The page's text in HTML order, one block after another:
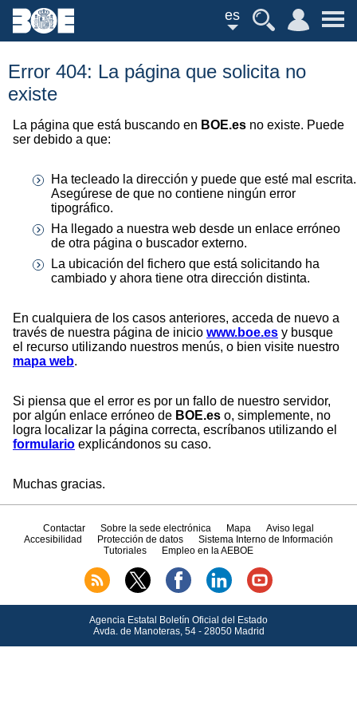
es
Error 404: La página que solicita no
existe
La página que está buscando en BOE.es no existe. Puede
ser debido a que:
Ha tecleado la dirección y puede que esté mal escrita.
Asegúrese de que no contiene ningún error
tipográfico.
Ha llegado a nuestra web desde un enlace erróneo
de otra página o buscador externo.
La ubicación del fichero que está solicitando ha
cambiado y ahora tiene otra dirección distinta.
En cualquiera de los casos anteriores, acceda de nuevo a
través de nuestra página de inicio www.boe.es y busque
el recurso utilizando nuestros menús, o bien visite nuestro
mapa web.
Si piensa que el error es por un fallo de nuestro servidor,
por algún enlace erróneo de BOE.es o, simplemente, no
logra localizar la página correcta, escríbanos utilizando el
formulario explicándonos su caso.
Muchas gracias.
Contactar Sobre la sede electrónica Mapa
Aviso legal
Accesibilidad
Protección de datos
Sistema Interno de Información
Tutoriales
Empleo en la AEBOE
Agencia Estatal Boletín Oficial del Estado
Avda.de Manoteras, 54 - 28050 Madrid